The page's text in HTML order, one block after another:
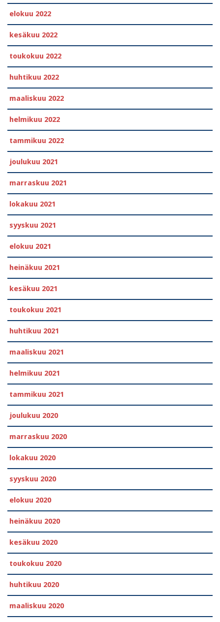
elokuu 2022
kesäkuu 2022
toukokuu 2022
huhtikuu 2022
maaliskuu 2022
helmikuu 2022
tammikuu 2022
joulukuu 2021
marraskuu 2021
lokakuu 2021
syyskuu 2021
elokuu 2021
heinäkuu 2021
kesäkuu 2021
toukokuu 2021
huhtikuu 2021
maaliskuu 2021
helmikuu 2021
tammikuu 2021
joulukuu 2020
marraskuu 2020
lokakuu 2020
syyskuu 2020
elokuu 2020
heinäkuu 2020
kesäkuu 2020
toukokuu 2020
huhtikuu 2020
maaliskuu 2020